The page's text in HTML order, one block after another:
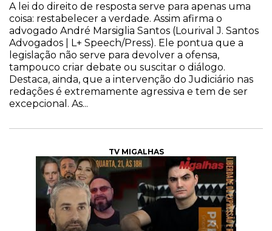
A lei do direito de resposta serve para apenas uma
coisa: restabelecer a verdade. Assim afirma o
advogado André Marsiglia Santos (Lourival J. Santos
Advogados | L+ Speech/Press). Ele pontua que a
legislação não serve para devolver a ofensa,
tampouco criar debate ou suscitar o diálogo.
Destaca, ainda, que a intervenção do Judiciário nas
redações é extremamente agressiva e tem de ser
excepcional. As...
TV MIGALHAS